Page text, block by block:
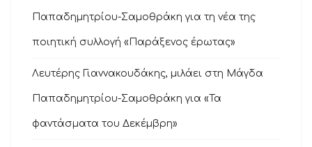
Παπαδημητρίου-Σαμοθράκη για τη νέα της
ποιητική συλλογή «Παράξενος έρωτας»
Λευτέρης Γιαννακουδάκης, μιλάει στη Μάγδα
Παπαδημητρίου-Σαμοθράκη για «Τα
φαντάσματα του Δεκέμβρη»